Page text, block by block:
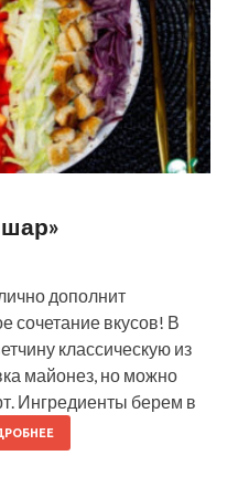
дополнит
сочетание вкусов! В
классическую из
майонез, но можно
Ингредиенты берем в